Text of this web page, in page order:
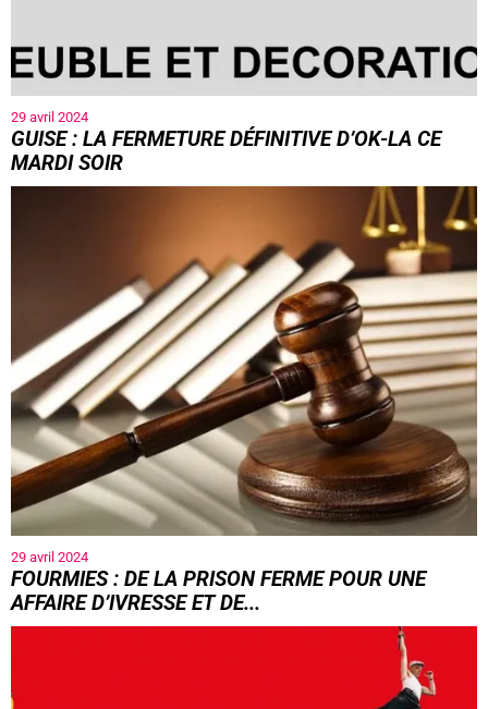
29 avril 2024
GUISE : LA FERMETURE DÉFINITIVE D’OK-LA CE
MARDI SOIR
29 avril 2024
FOURMIES : DE LA PRISON FERME POUR UNE
AFFAIRE D’IVRESSE ET DE...